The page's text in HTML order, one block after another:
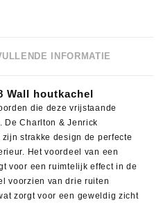
INFORMATIE
Wall houtkachel
die deze vrijstaande
De Charlton & Jenrick
strakke design de perfecte
Het voordeel van een
voor een ruimtelijk effect in de
voorzien van drie ruiten
zorgt voor een geweldig zicht